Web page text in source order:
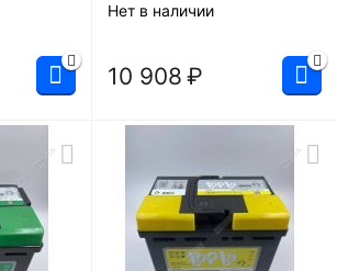
Нет в наличии
10 908 ₽